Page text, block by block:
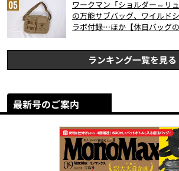
ワークマン「ショルダー⇔リ
の万能サブバッグ、ワイルド
ラボ付録…ほか【休日バッグ
ランキング一覧を見る
最新号のご案内